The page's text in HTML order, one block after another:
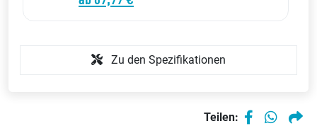
Zu den Spezifikationen
Teilen: